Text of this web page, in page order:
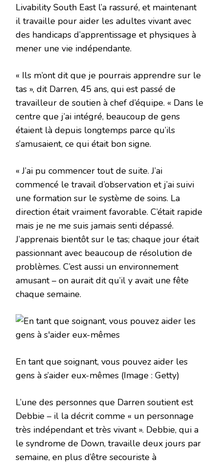
Livability South East l’a rassuré, et maintenant
il travaille pour aider les adultes vivant avec
des handicaps d’apprentissage et physiques à
mener une vie indépendante.
« Ils m’ont dit que je pourrais apprendre sur le
tas », dit Darren, 45 ans, qui est passé de
travailleur de soutien à chef d’équipe. « Dans le
centre que j’ai intégré, beaucoup de gens
étaient là depuis longtemps parce qu’ils
s’amusaient, ce qui était bon signe.
« J’ai pu commencer tout de suite. J’ai
commencé le travail d’observation et j’ai suivi
une formation sur le système de soins. La
direction était vraiment favorable. C’était rapide
mais je ne me suis jamais senti dépassé.
J’apprenais bientôt sur le tas; chaque jour était
passionnant avec beaucoup de résolution de
problèmes. C’est aussi un environnement
amusant – on aurait dit qu’il y avait une fête
chaque semaine.
En tant que soignant, vous pouvez aider les
gens à s’aider eux-mêmes (Image : Getty)
L’une des personnes que Darren soutient est
Debbie – il la décrit comme « un personnage
très indépendant et très vivant ». Debbie, qui a
le syndrome de Down, travaille deux jours par
semaine, en plus d’être secouriste à